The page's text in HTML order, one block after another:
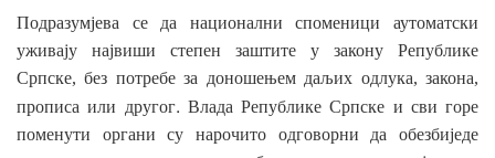
Подразумјева се да национални споменици аутоматски
уживају највиши степен заштите у закону Републике
Српске, без потребе за доношењем даљих одлука, закона,
прописа или другог. Влада Републике Српске и сви горе
поменути органи су нарочито одговорни да обезбиједе